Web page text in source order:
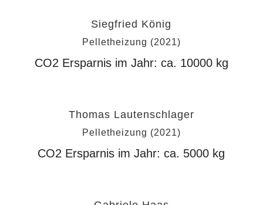
Siegfried König
Pelletheizung (2021)
CO2 Ersparnis im Jahr: ca. 10000kg
Thomas Lautenschlager
Pelletheizung (2021)
CO2 Ersparnis im Jahr: ca. 5000 kg